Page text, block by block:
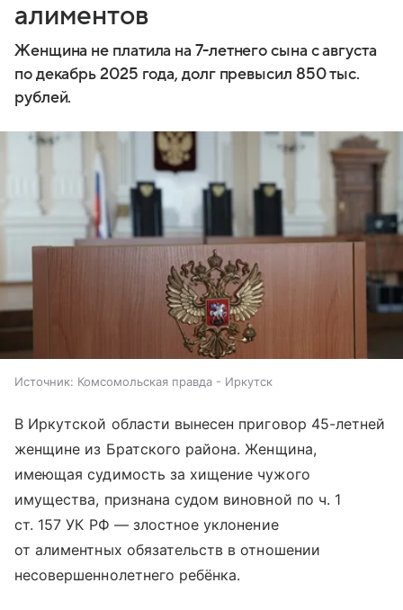
алиментов
Женщина не платила на 7-летнего сына с августа
по декабрь 2025 года, долг превысил 850 тыс.
рублей.
Источник: Комсомольская правда - Иркутск
В Иркутской области вынесен приговор 45-летней
женщине из Братского района. Женщина,
имеющая судимость за хищение чужого
имущества, признана судом виновной по ч. 1
ст. 157 УК РФ — злостное уклонение
от алиментных обязательств в отношении
несовершеннолетнего ребёнка.